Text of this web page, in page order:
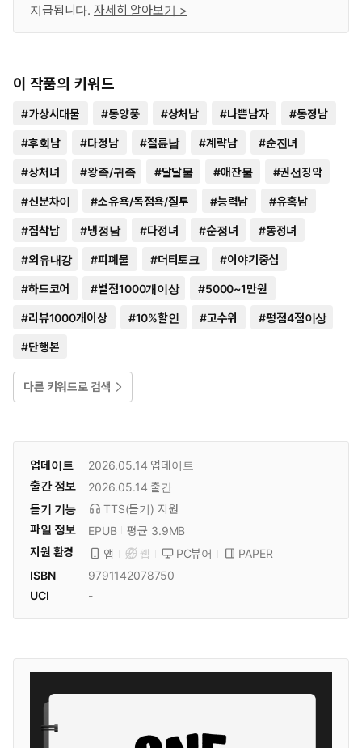
지급됩니다. 자세히 알아보기 >
이 작품의 키워드
#가상시대물 #동양풍 #상처남 #나쁜남자 #동정남
#후회남 #다정남 #절륜남 #계략남 #순진녀
#상처녀 #왕족/귀족 #달달물 #애잔물 #권선징악
#신분차이 #소유욕/독점욕/질투 #능력남 #유혹남
#집착남 #냉정남 #다정녀 #순정녀 #동정녀
#외유내강 #피폐물 #더티토크 #이야기중심
#하드코어 #별점1000개이상 #5000~1만원
#리뷰1000개이상 #10%할인 #고수위 #평점4점이상
#단행본
다른 키워드로 검색
업데이트 2026.05.14 업데이트
출간 정보
2026.05.14 출간
듣기 기능
TTS(듣기) 지원
파일 정보
EPUB
평균 3.9MB
지원 환경
앱 웹 PC뷰어
PAPER
ISBN
9791142078750
UCI
-